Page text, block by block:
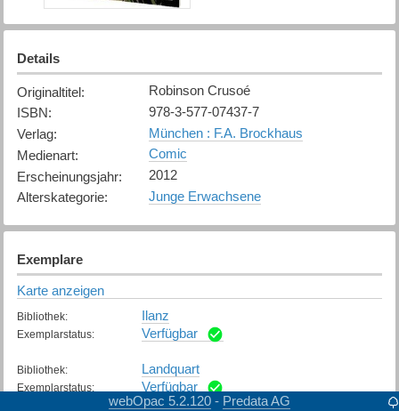
Details
Originaltitel:
Robinson Crusoé
ISBN:
978-3-577-07437-7
Verlag:
München : F.A. Brockhaus
Medienart:
Comic
Erscheinungsjahr:
2012
Alterskategorie: Junge Erwachsene
Exemplare
Karte anzeigen
Bibliothek: Ilanz
Exemplarstatus: Verfügbar
Bibliothek: Landquart
Exemplarstatus:
Verfügbar
webOpac 5.2.120 - Predata AG